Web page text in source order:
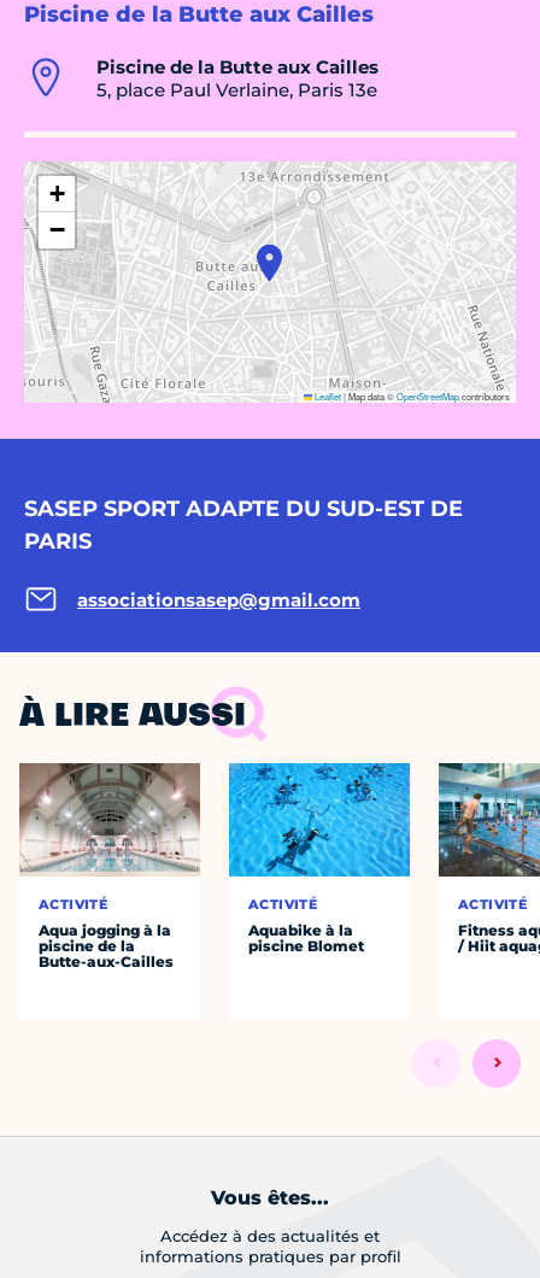
Piscine de la Butte aux Cailles
Piscine de la Butte aux Cailles
5, place Paul Verlaine, Paris 13e
+
−
Leaflet|Map data ©OpenStreetMapcontributors
SASEP SPORT ADAPTE DU SUD-EST DE
PARIS
associationsasep@gmail.com
À LIRE AUSSI
ACTIVITÉ
Aqua jogging à la
piscine de la
Butte-aux-Cailles
ACTIVITÉ
Aquabike à la
piscine Blomet
ACTIVITÉ
Fitness
/ Hiit
Vous êtes...
Accédez à des actualités et
informations pratiques par profil